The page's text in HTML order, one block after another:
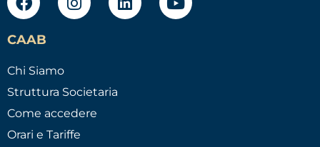
CAAB
Chi Siamo
Struttura Societaria
Come accedere
Orari e Tariffe